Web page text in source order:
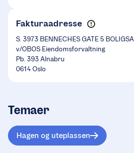
Fakturaadresse
S. 3973 BENNECHES GATE 5
v/OBOS Eiendomsforvaltning
Pb. 393 Alnabru
0614 Oslo
Temaer
Hagen og uteplassen